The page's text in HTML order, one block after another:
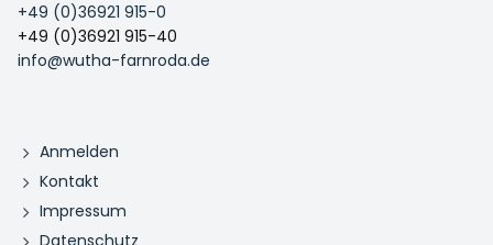
+49 (0)36921 915-0
+49 (0)36921 915-40
info@wutha-farnroda.de
Anmelden
Kontakt
Impressum
Datenschutz